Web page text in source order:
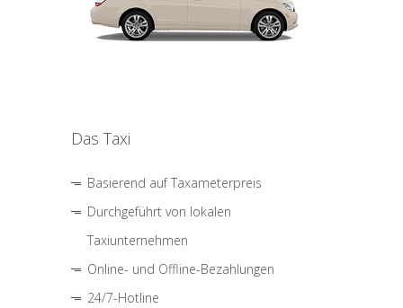
Das Taxi
Basierend auf Taxameterpreis
Durchgeführt von lokalen
Taxiunternehmen
Online- und Offline-Bezahlungen
24/7-Hotline